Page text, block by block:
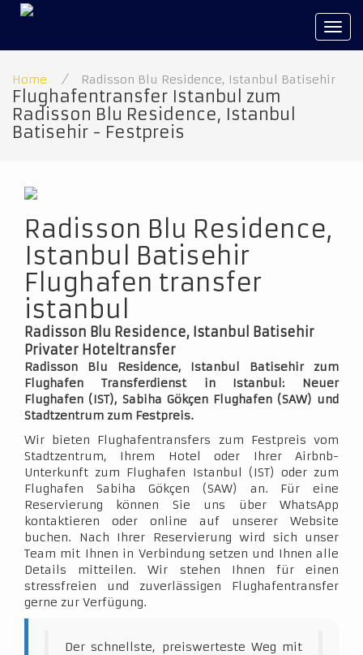
Home / Radisson Blu Residence, Istanbul Batisehir
Flughafentransfer Istanbul zum
Radisson Blu Residence, Istanbul
Batisehir - Festpreis
Radisson Blu Residence,
Istanbul Batisehir
Flughafen transfer
istanbul
Radisson Blu Residence, Istanbul Batisehir
Privater Hoteltransfer
Radisson Blu Residence, Istanbul Batisehir zum
Flughafen Transferdienst in Istanbul: Neuer
Flughafen (IST), Sabiha Gökçen Flughafen (SAW) und
Stadtzentrum zum Festpreis.
Wir bieten Flughafentransfers zum Festpreis vom
Stadtzentrum, Ihrem Hotel oder Ihrer Airbnb-
Unterkunft zum Flughafen Istanbul (IST) oder zum
Flughafen Sabiha Gökçen (SAW) an. Für eine
Reservierung können Sie uns über WhatsApp
kontaktieren oder online auf unserer Website
buchen. Nach Ihrer Reservierung wird sich unser
Team mit Ihnen in Verbindung setzen und Ihnen alle
Details mitteilen. Wir stehen Ihnen für einen
stressfreien und zuverlässigen Flughafentransfer
gerne zur Verfügung.
Der schnellste, preiswerteste Weg mit